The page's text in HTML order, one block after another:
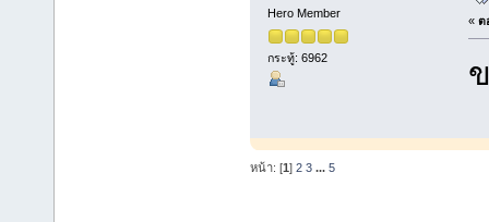
Hero Member
กระทู้: 6962
« ต
หน้า: [1] 2 3 ... 5